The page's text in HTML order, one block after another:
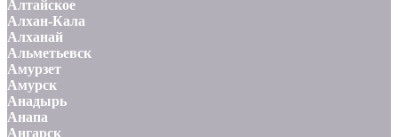
Алтайское
Алхан-Кала
Алханай
Альметьевск
Амурзет
Амурск
Анадырь
Анапа
Ангарск